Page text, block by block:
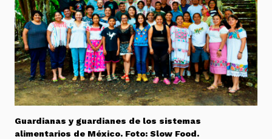
Guardianas y guardianes de los sistemas
alimentarios de México. Foto: Slow Food.